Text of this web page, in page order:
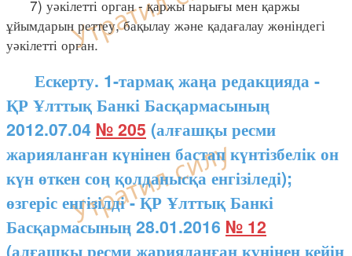
7) уәкілетті орган - қаржы нарығы мен қаржы
ұйымдарын реттеу, бақылау және қадағалау жөніндегі
уәкілетті орган.
Ескерту. 1-тармақ жаңа редакцияда -
ҚР Ұлттық Банкі Басқармасының
2012.07.04 № 205 (алғашқы ресми
жарияланған күнінен бастап күнтізбелік он
күн өткен соң қолданысқа енгізіледі);
өзгеріс енгізілді - ҚР Ұлттық Банкі
Басқармасының 28.01.2016 № 12
(алғашқы ресми жарияланған күнінен кейін